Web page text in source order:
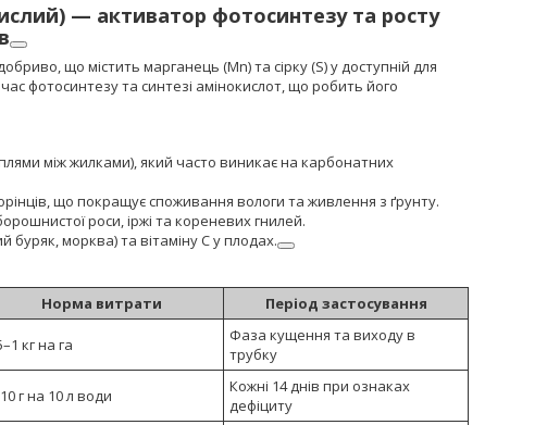
— активатор фотосинтезу та росту
що містить марганець (Mn) та сірку (S) у доступній для
фотосинтезу та синтезі амінокислот, що робить його
між жилками), який часто виникає на карбонатних
що покращує споживання вологи та живлення з ґрунту.
роси, іржі та кореневих гнилей.
буряк, морква) та вітаміну С у плодах.
Норма витрати Період застосування
кг на га
Фаза кущення та виходу в
трубку
г на 10 л води
Кожні 14 днів при ознаках
дефіциту